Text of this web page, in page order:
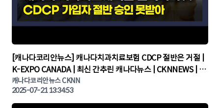
▶
[캐나다코리안뉴스] 캐나다치과치료보험 CDCP 절반은 거절 |
K-EXPO CANADA | 최신 간추린 캐나다뉴스 | CKNNEWS | 캐
나다뉴스 | 토론토뉴스
캐나다코리안뉴스 CKNN
2025-07-21 13:34:53